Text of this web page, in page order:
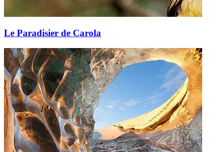
Le Paradisier de Carola